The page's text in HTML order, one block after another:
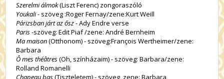
Szerelmi álmok(Liszt Ferenc) zongoraszóló
Youkali- szöveg :Roger Fernay/zene:Kurt Weill
Párizsban járt az ősz- Ady Endre verse
Paris-szöveg: Edit Piaf /zene: André Bernheim
Ma maison(Otthonom) - szöveg:François Wertheimer/zene:
Barbara
Ô mes théâtres(Oh, színházaim) - szöveg: Barbara/zene:
Rolland Romanelli
Chapeau bas(Tiszteletem) - szöveg, zene: Barbara